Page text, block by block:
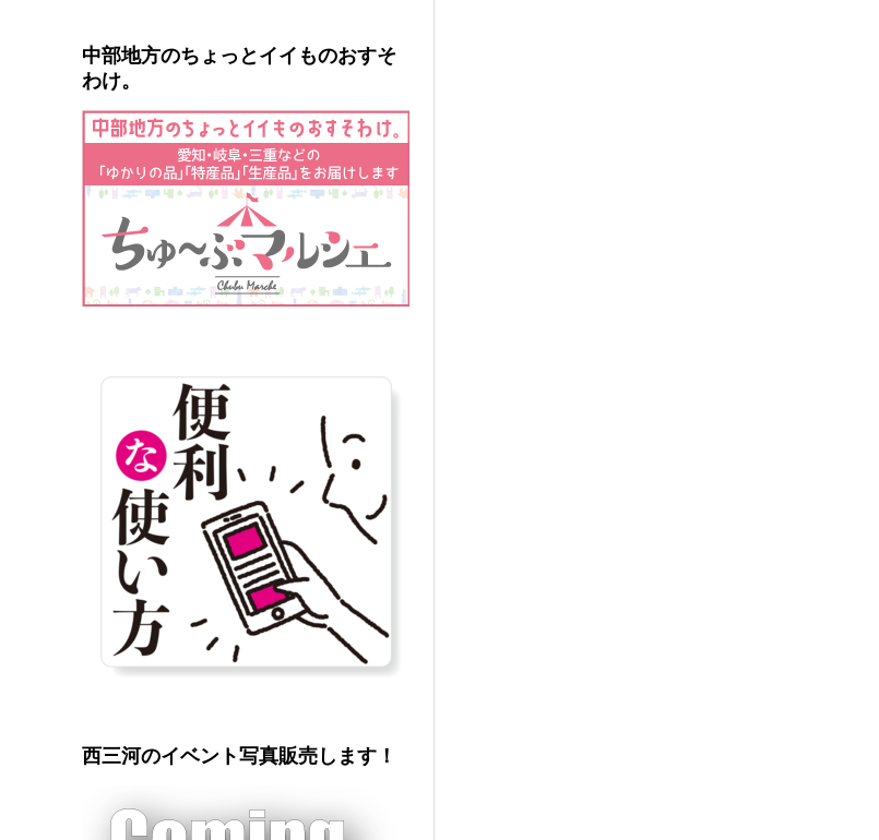
中部地方のちょっとイイものおすそ
わけ。
西三河のイベント写真販売します！